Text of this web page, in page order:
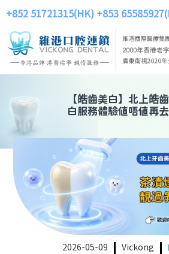
+852 51721315(HK) +853
【皓齒美白】 北上皓
白服務體驗值唔值再去
2026-05-09 Vickong